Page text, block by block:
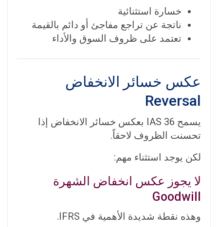
خسارة استثنائية
ناتجة عن تراجع مفاجئ أو دائم بالقيمة
تعتمد على ظروف السوق والأداء
عكس خسائر الانخفاض
Reversal
يسمح IAS 36 بعكس خسائر الانخفاض إذا
تحسنت الظروف لاحقاً.
لكن يوجد استثناء مهم:
لا يجوز عكس انخفاض الشهرة
Goodwill
وهذه نقطة شديدة الأهمية في IFRS.